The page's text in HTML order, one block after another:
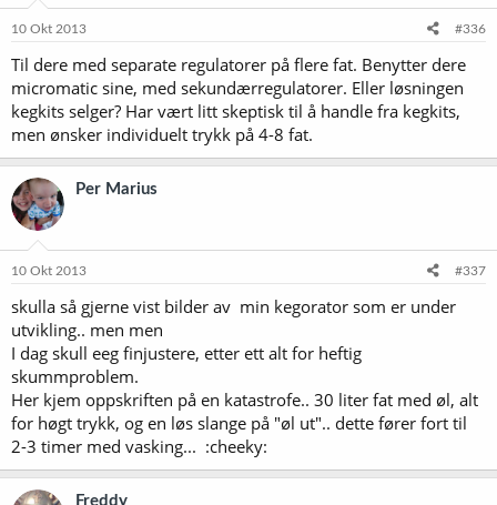
10 Okt 2013 #336
Til dere med separate regulatorer på flere fat. Benytter dere
micromatic sine, med sekundærregulatorer. Eller løsningen
kegkits selger? Har vært litt skeptisk til å handle fra kegkits,
men ønsker individuelt trykk på 4-8 fat.
Per Marius
10 Okt 2013 #337
skulla så gjerne vist bilder av min kegorator som er under
utvikling.. men men
I dag skull eeg finjustere, etter ett alt for heftig
skummproblem.
Her kjem oppskriften på en katastrofe.. 30 liter fat med øl, alt
for høgt trykk, og en løs slange på "øl ut".. dette fører fort til
2-3 timer med vasking... :cheeky:
Freddy